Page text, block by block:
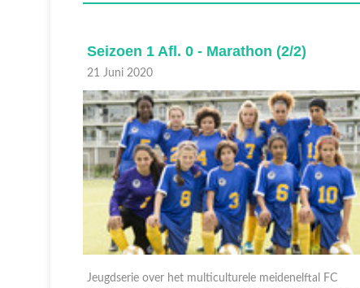
Seizoen 1 Afl. 0 - Marathon (1/2)
20 Juni 2020
Jeugdserie over het multiculturele meidenelftal FC